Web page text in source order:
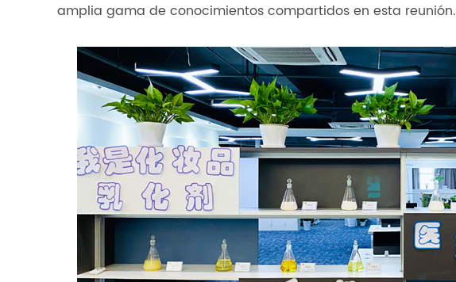
amplia gama de conocimientos compartidos en esta reunión.